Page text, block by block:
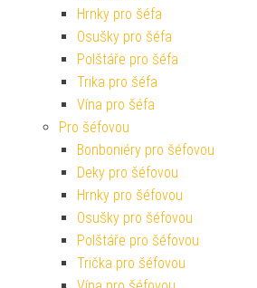
Hrnky pro šéfa
Osušky pro šéfa
Polštáře pro šéfa
Trika pro šéfa
Vína pro šéfa
Pro šéfovou
Bonboniéry pro šéfovou
Deky pro šéfovou
Hrnky pro šéfovou
Osušky pro šéfovou
Polštáře pro šéfovou
Trička pro šéfovou